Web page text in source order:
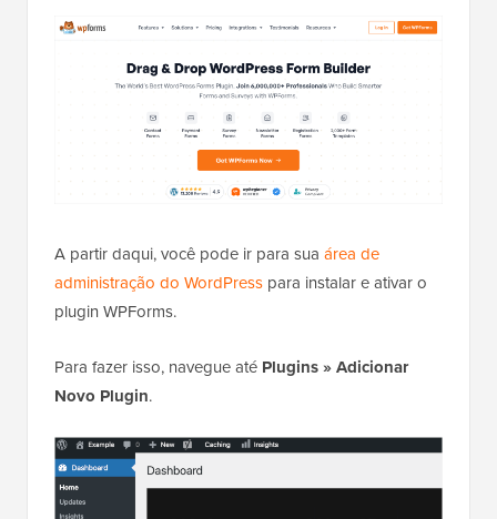
A partir daqui, você pode ir para sua área de
administração do WordPress para instalar e ativar o
plugin WPForms.
Para fazer isso, navegue até Plugins»Adicionar
Novo Plugin.